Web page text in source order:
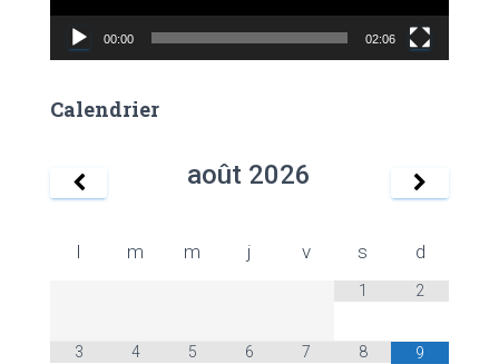
v
o
00:00 02:06
Calendrier
août 2026
l m m j v s d
1 2
3 4 5 6 7 8 9